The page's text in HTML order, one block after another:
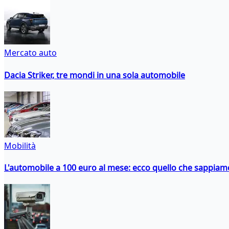
Mercato auto
Dacia Striker, tre mondi in una sola automobile
Mobilità
L'automobile a 100 euro al mese: ecco quello che